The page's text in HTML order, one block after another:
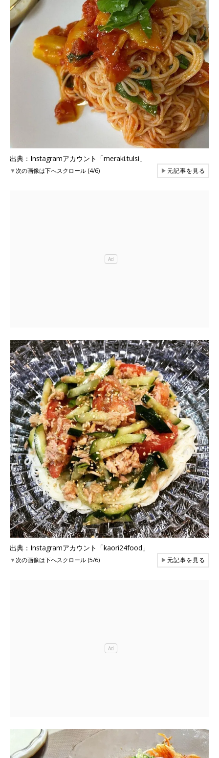
出典：Instagramアカウント「meraki.tulsi」
▼次の画像は下へスクロール (4/6) ▶元記事を見る
出典：Instagramアカウント「kaori24food」
▼次の画像は下へスクロール (5/6) ▶元記事を見る